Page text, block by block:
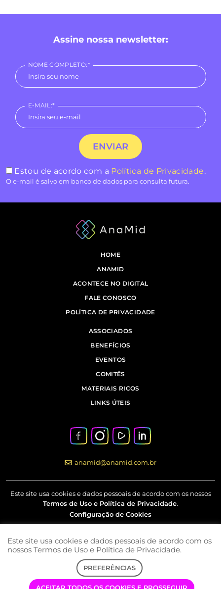
Assine nossa newsletter:
NOME COMPLETO:*
E-MAIL:*
Estou de acordo com a Política de Privacidade.
O e-mail é salvo em banco de dados para consulta futura.
HOME
ANAMID
ACONTECE NO DIGITAL
FALE CONOSCO
POLÍTICA DE PRIVACIDADE
ASSOCIADOS
BENEFÍCIOS
EVENTOS
COMITÊS
MATERIAIS RICOS
LINKS ÚTEIS
anamid@anamid.com.br
Este site usa cookies e dados pessoais de acordo com os nossos
Termos de Uso e Política de Privacidade.
Configuração de Cookies
Av Marquês de São Vicente, nº 230 – 18º andar – Barra Funda –
COPYRIGHT © 2022 | ANAMID | TODOS OS DIREITOS RESERVADOS
Este site usa cookies e dados pessoais de acordo com os
nossos Termos de Uso e Política de Privacidade.
PREFERÊNCIAS